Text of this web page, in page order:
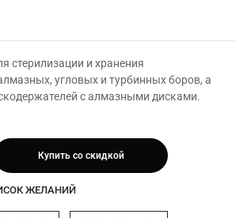
стерилизации и хранения
угловых и турбинных боров, а
с алмазными дисками.
Купить со скидкой
ЖЕЛАНИЙ